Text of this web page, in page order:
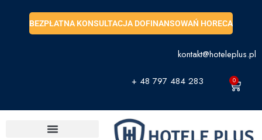
BEZPŁATNA KONSULTACJA DOFINANSOWAŃ HORECA
kontakt@hoteleplus.pl
+ 48 797 484 283 0